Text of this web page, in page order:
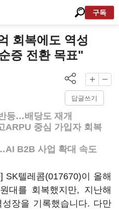
구독
회복에도 역성
증 전환 목표"
답글쓰기
등…배당도 재개
ARPU 중심 가입자 회복
B2B 사업 확대 속도
SK텔레콤(017670)이 올해
대를 회복했지만, 지난해
장을 기록했습니다. 다만